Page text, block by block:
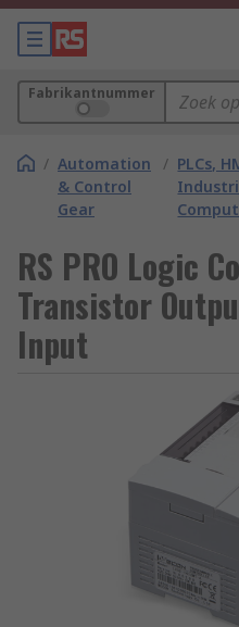
Fabrikantnummer
/ Automation
& Control
Gear
/ PLCs,
RS PRO Logic
Transistor
Input